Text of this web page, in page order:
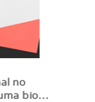
no
bio